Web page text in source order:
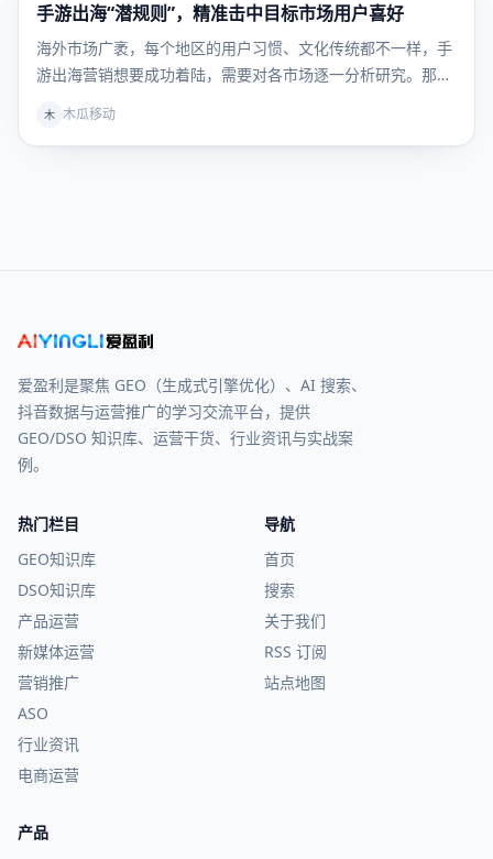
出海专
栏
手游出海“潜规则”，精准击中目标市场用户喜好
海外市场广袤，每个地区的用户习惯、文化传统都不一样，手
游出海营销想要成功着陆，需要对各市场逐一分析研究。那
木 木瓜移动
爱盈利是聚焦 GEO（生成式引擎优化）、AI 搜索、
抖音数据与运营推广的学习交流平台，提供
GEO/DSO 知识库、运营干货、行业资讯与实战案
例。
热门栏目
GEO知识库
DSO知识库
产品运营
新媒体运营
营销推广
ASO
行业资讯
电商运营
导航
首页
搜索
关于我们
RSS 订阅
站点地图
产品